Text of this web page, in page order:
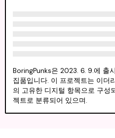
BoringPunks은 2023. 6. 9.에 출
집품입니다. 이 프로젝트는 이더
의 고유한 디지털 항목으로 구성
젝트로 분류되어 있으며.